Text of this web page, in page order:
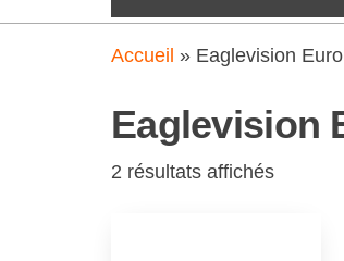
Accueil » Eaglevision
Eaglevision
2 résultats affichés